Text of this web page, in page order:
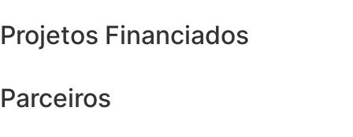
Projetos Financiados
Parceiros